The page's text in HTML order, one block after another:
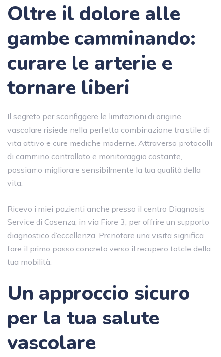
Oltre il dolore alle
gambe camminando:
curare le arterie e
tornare liberi
Il segreto per sconfiggere le limitazioni di origine
vascolare risiede nella perfetta combinazione tra stile di
vita attivo e cure mediche moderne. Attraverso protocolli
di cammino controllato e monitoraggio costante,
possiamo migliorare sensibilmente la tua qualità della
vita.
Ricevo i miei pazienti anche presso il centro Diagnosis
Service di Cosenza, in via Fiore 3, per offrire un supporto
diagnostico d’eccellenza. Prenotare una visita significa
fare il primo passo concreto verso il recupero totale della
tua mobilità.
Un approccio sicuro
per la tua salute
vascolare